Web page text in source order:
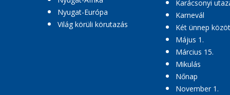
Nyugat-Európa
Világ körüli körutazás
Karácsonyi
Karnevál
Két ünnep
Május 1.
Március 15.
Mikulás
Nőnap
November 1.